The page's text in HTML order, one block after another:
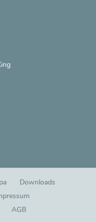
Downloads
AGB